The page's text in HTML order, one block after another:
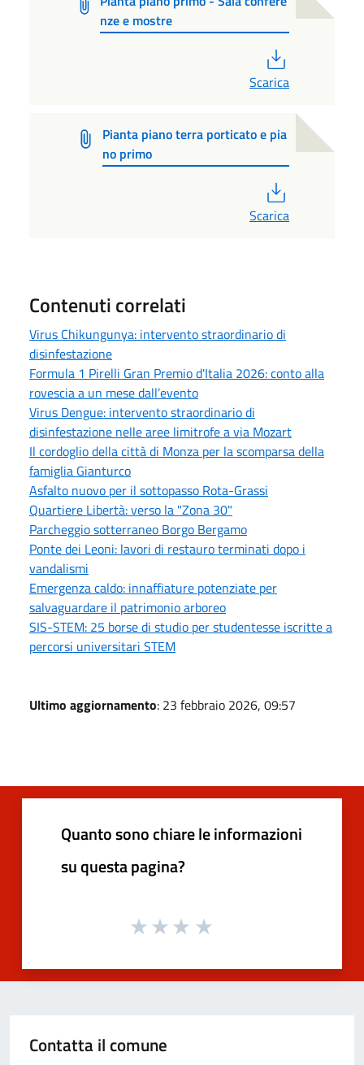
nze e mostre
Scarica
Pianta piano terra porticato e pia
no primo
Scarica
Contenuti correlati
Virus Chikungunya: intervento straordinario di
disinfestazione
Formula 1 Pirelli Gran Premio d'Italia 2026: conto alla
rovescia a un mese dall’evento
Virus Dengue: intervento straordinario di
disinfestazione nelle aree limitrofe a via Mozart
Il cordoglio della città di Monza per la scomparsa della
famiglia Gianturco
Asfalto nuovo per il sottopasso Rota-Grassi
Quartiere Libertà: verso la "Zona 30"
Parcheggio sotterraneo Borgo Bergamo
Ponte dei Leoni: lavori di restauro terminati dopo i
vandalismi
Emergenza caldo: innaffiature potenziate per
salvaguardare il patrimonio arboreo
SIS-STEM: 25 borse di studio per studentesse iscritte a
percorsi universitari STEM
Ultimo aggiornamento: 23 febbraio 2026, 09:57
Quanto sono chiare le informazioni
su questa pagina?
Contatta il comune